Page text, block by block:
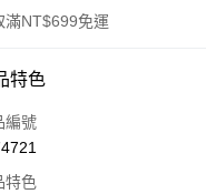
滿NT$699免運
方式
卡一次付款
特色
編號
特色